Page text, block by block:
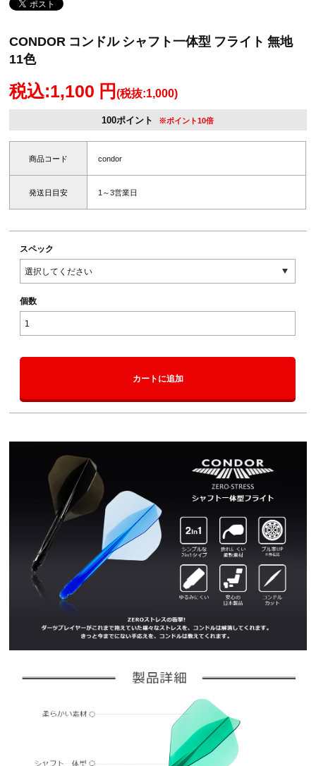
CONDOR コンドル シャフト一体型 フライト 無地
11色
税込:1,100 円(税抜:1,000)
100ポイント ※ポイント10倍
商品コード condor
発送日目安 1～3営業日
スペック
個数
カートに追加